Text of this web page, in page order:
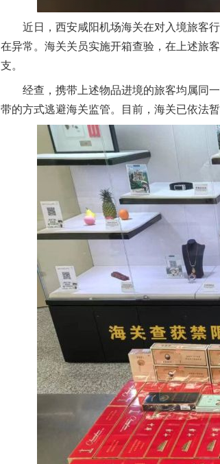
近日，西安咸阳机场海关在对入境旅客行
在异常。海关关员实施开箱查验，在上述旅
支。
经查，携带上述物品进境的旅客均属同一
带的方式逃避海关监管。目前，海关已依法
完善运行机制助力责任有效落实